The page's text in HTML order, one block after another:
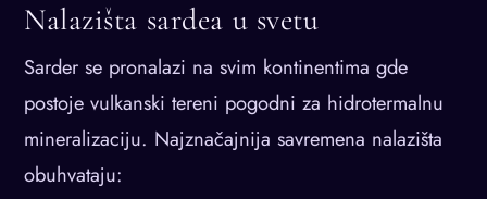
Nalazišta sardea u svetu
Sarder se pronalazi na svim kontinentima gde
postoje vulkanski tereni pogodni za hidrotermalnu
mineralizaciju. Najznačajnija savremena nalazišta
obuhvataju: